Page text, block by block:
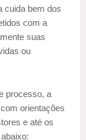
cuida bem dos
com a
suas
ou
processo, a
orientações
e até os